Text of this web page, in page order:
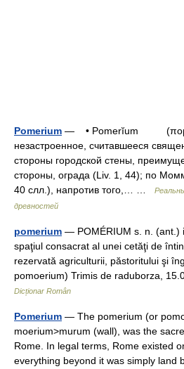
Pomerium — • Pomerĭum
незастроенное, считавшееся
стороны городской стены,
стороны, ограда (Liv. 1, 44); по
40 слл.), напротив того,… …
древностей
pomerium — POMÉRIUM s. n. (ant.)
spaţiul consacrat al unei cetăţi de
rezervată agriculturii, păstoritului şi
pomoerium) Trimis de raduborza,
Dicționar Român
Pomerium — The pomerium (or
moerium>murum (wall), was the
Rome. In legal terms, Rome existed
everything beyond it was simply land